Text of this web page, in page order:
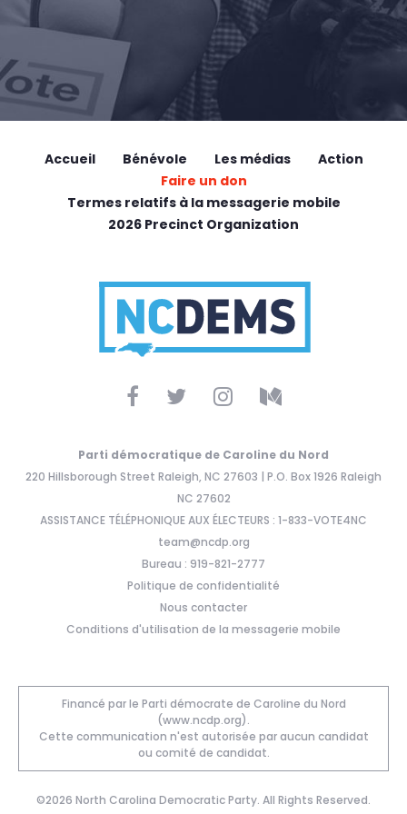
Accueil Bénévole Les médias
Action
Faire un don
Termes relatifs à la messagerie mobile
2026 Precinct Organization
Parti démocratique de Caroline du Nord
220 Hillsborough Street Raleigh, NC 27603 | P.O. Box 1926 Raleigh
NC 27602
ASSISTANCE TÉLÉPHONIQUE AUX ÉLECTEURS : 1-833-VOTE4NC
team@ncdp.org
Bureau : 919-821-2777
Politique de confidentialité
Nous contacter
Conditions d'utilisation de la messagerie mobile
Financé par le Parti démocrate de Caroline du Nord
(www.ncdp.org).
Cette communication n'est autorisée par aucun candidat
ou comité de candidat.
©2026 North Carolina Democratic Party. All Rights Reserved.